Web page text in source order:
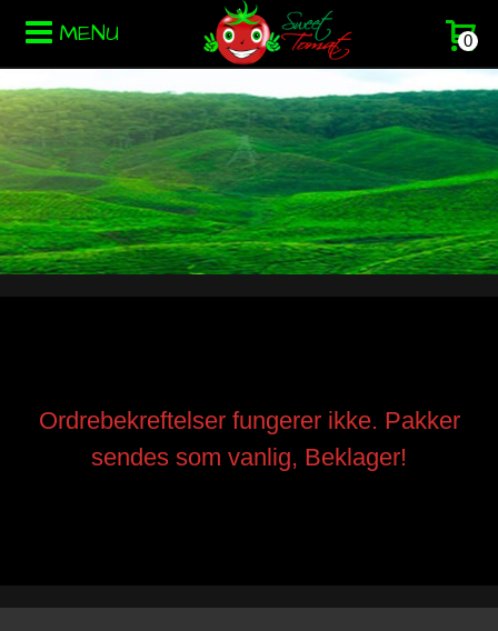
MENU 0
Ordrebekreftelser fungerer ikke. Pakker
sendes som vanlig, Beklager!